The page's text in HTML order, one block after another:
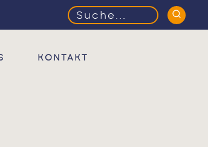
KONTAKT
Suchbegriffe